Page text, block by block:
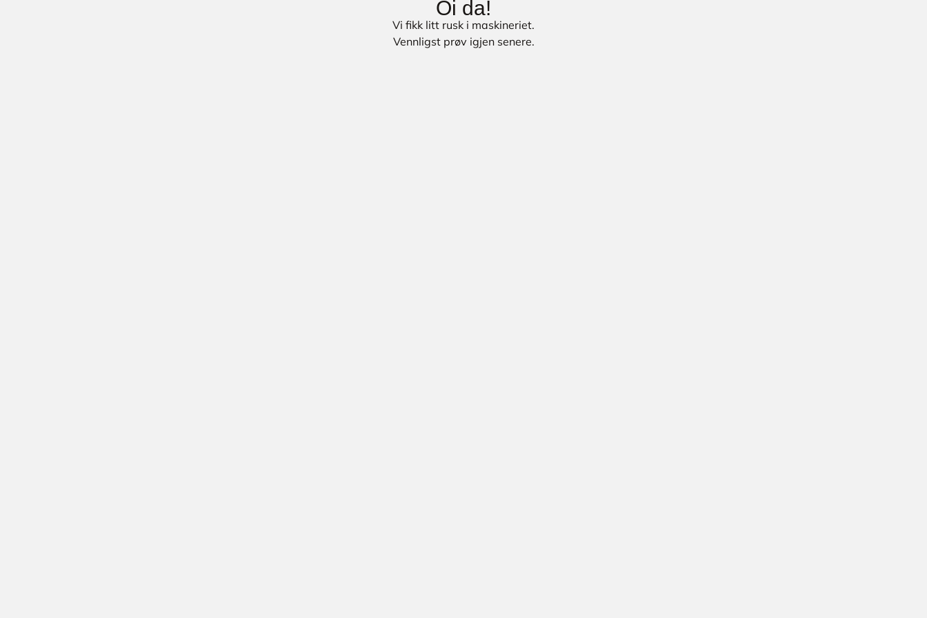
Oi da!
Vi fikk litt rusk i maskineriet.
Vennligst prøv igjen senere.